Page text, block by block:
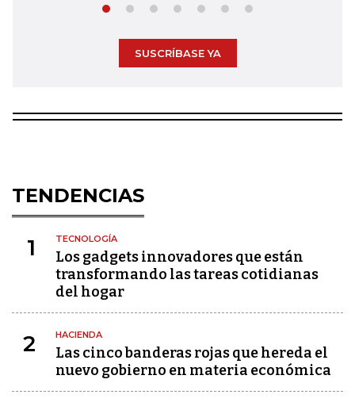
SUSCRÍBASE YA
TENDENCIAS
1 TECNOLOGÍA
Los gadgets innovadores que están
transformando las tareas cotidianas
del hogar
2 HACIENDA
Las cinco banderas rojas que hereda el
nuevo gobierno en materia económica